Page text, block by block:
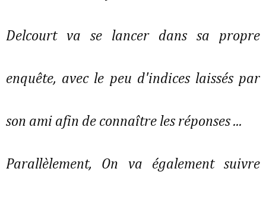
Delcourt va se lancer dans sa propre
enquête, avec le peu d'indices laissés par
son ami afin de connaître les réponses ...
Parallèlement, On va également suivre